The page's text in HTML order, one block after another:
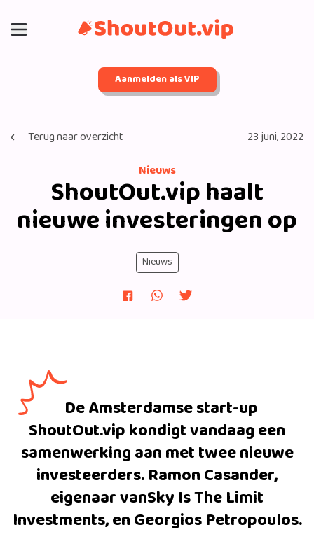
Aanmelden als VIP
Terug naar overzicht
23 juni, 2022
Nieuws
ShoutOut.vip haalt
nieuwe investeringen op
Nieuws
De Amsterdamse start-up
ShoutOut.vip kondigt vandaag een
samenwerking aan met twee nieuwe
investeerders. Ramon Casander,
eigenaar vanSky Is The Limit
Investments, en Georgios Petropoulos.